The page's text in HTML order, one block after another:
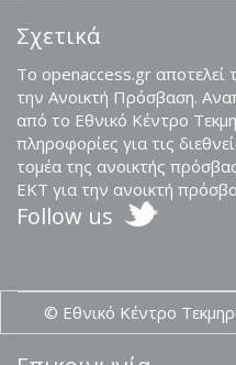
Σχετικά
Το openaccess.gr αποτελεί
την Ανοικτή Πρόσβαση.
από το Εθνικό Κέντρο
πληροφορίες για τις
τομέα της ανοικτής
ΕΚΤ για την ανοικτή
Follow us
© Εθνικό Κέντρο